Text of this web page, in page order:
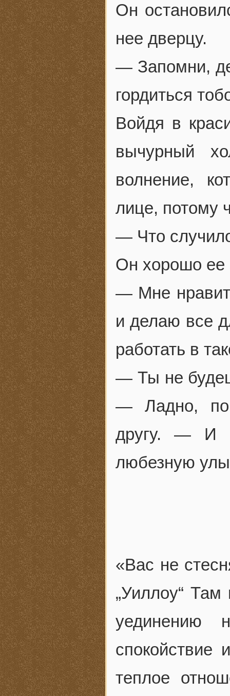
Он
нее дверцу.
— Запомни,
гордиться
Войдя в
вычурный
волнение,
лице, потому
— Что
Он хорошо ее
— Мне
и делаю все
работать в
— Ты не
— Ладно,
другу. — И
любезную
«Вас не
„Уиллоу“
уединению
спокойствие
теплое